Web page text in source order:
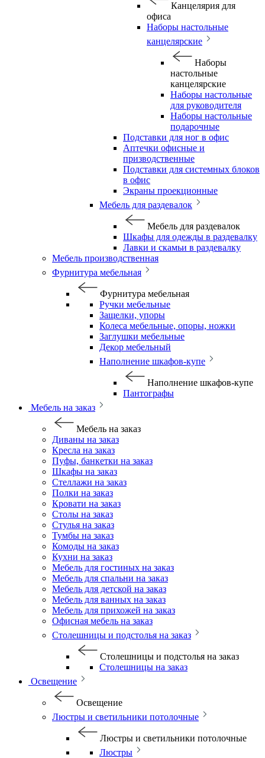
Канцелярия для
офиса
Наборы настольные
канцелярские
Наборы
настольные
канцелярские
Наборы настольные
для руководителя
Наборы настольные
подарочные
Подставки для ног в офис
Аптечки офисные и
призводственные
Подставки для системных блоков
в офис
Экраны проекционные
Мебель для раздевалок
Мебель для раздевалок
Шкафы для одежды в раздевалку
Лавки и скамьи в раздевалку
Мебель производственная
Фурнитура мебельная
Фурнитура мебельная
Ручки мебельные
Защелки, упоры
Колеса мебельные, опоры, ножки
Заглушки мебельные
Декор мебельный
Наполнение шкафов-купе
Наполнение шкафов-купе
Пантографы
Мебель на заказ
Мебель на заказ
Диваны на заказ
Кресла на заказ
Пуфы, банкетки на заказ
Шкафы на заказ
Стеллажи на заказ
Полки на заказ
Кровати на заказ
Столы на заказ
Стулья на заказ
Тумбы на заказ
Комоды на заказ
Кухни на заказ
Мебель для гостиных на заказ
Мебель для спальни на заказ
Мебель для детской на заказ
Мебель для ванных на заказ
Мебель для прихожей на заказ
Офисная мебель на заказ
Столешницы и подстолья на заказ
Столешницы и подстолья на заказ
Столешницы на заказ
Освещение
Освещение
Люстры и светильники потолочные
Люстры и светильники потолочные
Люстры